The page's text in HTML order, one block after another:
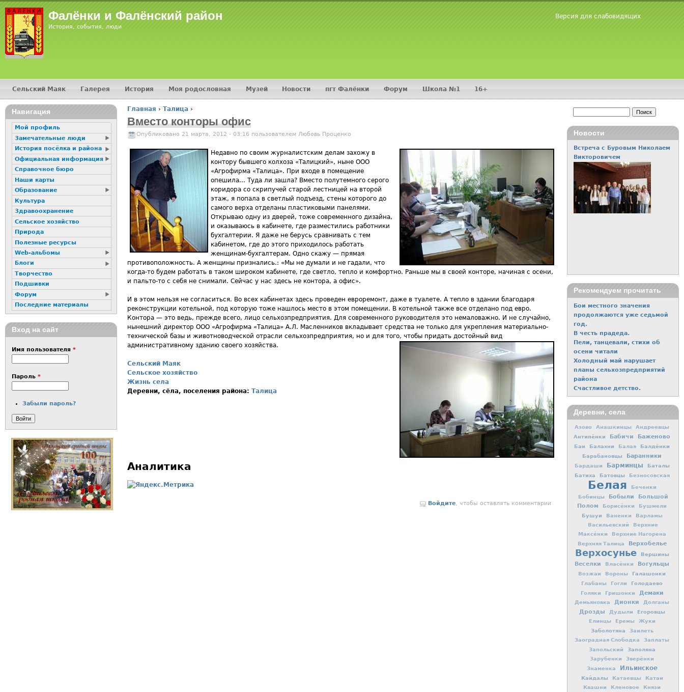
Фалёнки и Фалёнский район
История, события, люди
Версия для слабовидящих
Вы здесь
Главная › Талица ›
Вместо конторы офис
Опубликовано 21 марта, 2012 - 03:16 пользователем Любовь Проценко
Недавно по своим журналистским делам захожу в
контору бывшего колхоза «Талицкий», ныне ООО
«Агрофирма «Талица». При входе в помещение
опешила... Туда ли зашла? Вместо полутемного серого
коридора со скрипучей старой лестницей на второй
этаж, я попала в светлый подъезд, стены которого до
самого верха отделаны пластиковыми панелями.
Открываю одну из дверей, тоже современного дизайна,
и оказываюсь в кабинете, где разместились работники
бухгалтерии. Я даже не берусь сравнивать с тем
кабинетом, где до этого приходилось работать
женщинам-бухгалтерам. Одно скажу — прямая
противоположность. А женщины признались.: «Мы не думали и не гадали, что
когда-то будем работать в таком широком кабинете, где светло, тепло и комфортно. Раньше мы в своей конторе, начиная с осени,
и пальто-то с себя не снимали. Сейчас у нас здесь не контора, а офис».
И в этом нельзя не согласиться. Во всех кабинетах здесь проведен евроремонт, даже в туалете. А тепло в здании благодаря
реконструкции котельной, под которую тоже нашлось место в этом помещении. В котельной также все отделано под евро.
Контора — это ведь, прежде всего, лицо сельхозпредприятия. Для современного руководителя это немаловажно. И не случайно,
нынешний директор ООО «Агрофирма «Талица» А.Л. Масленников вкладывает средства не только для укрепления материально-
технической базы и животноводческой отрасли сельхозпредприятия, но и для того, чтобы придать достойный вид
административному зданию своего хозяйства.
Сельский Маяк
Сельское хозяйство
Жизнь села
Деревни, сёла, поселения района: Талица
Аналитика
Войдите, чтобы оставлять комментарии
Главное меню
Сельский Маяк Галерея История Моя родословная Музей Новости пгт Фалёнки Форум Школа №1 16+
Навигация
Мой профиль
Замечательные люди
История посёлка и района
Официальная информация
Справочное бюро
Наши карты
Образование
Культура
Здравоохранение
Сельское хозяйство
Природа
Полезные ресурсы
Web-альбомы
Блоги
Творчество
Подшивки
Форум
Последние материалы
Вход на сайт
Имя пользователя *
Пароль *
Забыли пароль?
Новости
Встреча с Буровым Николаем
Викторовичем
Рекомендуем прочитать
Бои местного значения
продолжаются уже седьмой
год.
В честь прадеда.
Пели, танцевали, стихи об
осени читали
Холодный май нарушает
планы сельхозпредприятий
района
Счастливое детство.
Деревни, села
Азово Анашкинцы Андреевцы
Антипёнки Бабичи Баженово
Баи Балахни Балая
Балдёнки
Барабановцы
Баранники
Бардаши Барминцы
Баталы
Батиха
Батовцы Безносовская
Белая
Беченки
Бобинцы
Бобыли
Большой
Полом
Борисёнки Бушмели
Бушуи Ваненки
Варламы
Васильевский
Верхние
Максёнки
Верхние Нагорена
Верхняя Талица
Верхобелье
Верхосунье Вершины
Веселки Власёнки Вогульцы
Возжаи Вороны Галашонки
Глабаны Гогли Голодаево
Голяки Гришонки Демаки
Демьяновка Дионки Долганы
Дрозды Дудыли Егоровцы
Елинцы Еремы Жуки
Заболотяна
Заилеть
Заоградная Слободка
Заплаты
Запольский
Заполяна
Зарубенки
Зверёнки
Знаменка
Ильинское
Кайдалы Катаевцы
Катаи
Квашни
Кленовое
Князи